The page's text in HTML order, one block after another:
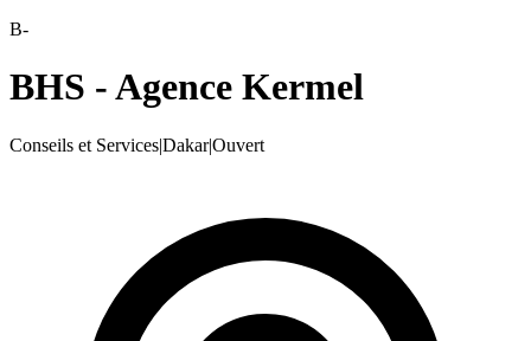
B-
BHS - Agence Kermel
Conseils et Services|Dakar|Ouvert